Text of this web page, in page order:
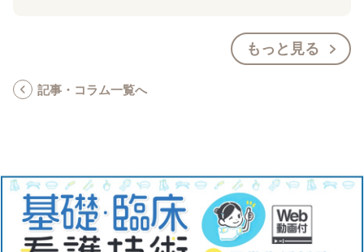
もっと見る
記事・コラム一覧へ